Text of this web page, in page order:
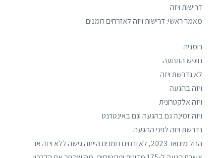
דרישות ויזה
מאמר ראשי: דרישות ויזה לאזרחים רומנים
רומניה
חופש התנועה
לא נדרשת ויזה
ויזה בהגעה
ויזה אלקטרונית
ויזה זמינה גם בהגעה וגם באינטרנט
נדרשת ויזה לפני ההגעה
החל מינואר 2023, לאזרחים רומנים הייתה גישה ללא ויזה או